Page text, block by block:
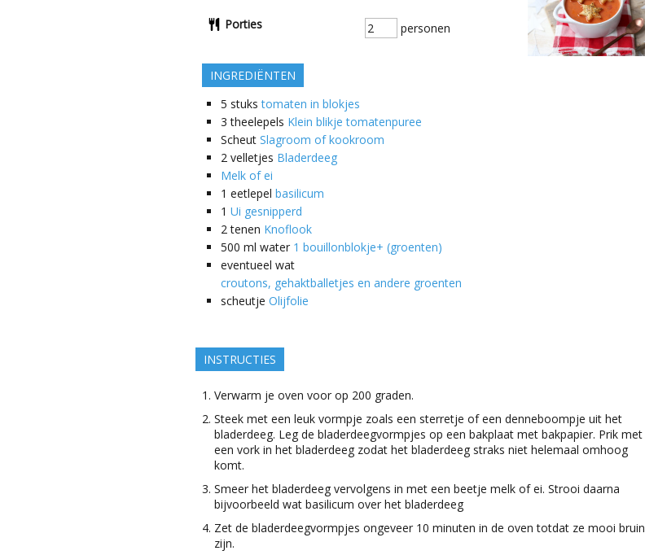
Porties personen
INGREDIËNTEN
5 stuks tomaten in blokjes
3 theelepels Klein blikje tomatenpuree
Scheut Slagroom of kookroom
2 velletjes Bladerdeeg
Melk of ei
1 eetlepel basilicum
1 Ui gesnipperd
2 tenen Knoflook
500 ml water 1 bouillonblokje+ (groenten)
eventueel wat
croutons, gehaktballetjes en andere groenten
scheutje Olijfolie
INSTRUCTIES
Verwarm je oven voor op 200 graden.
Steek met een leuk vormpje zoals een sterretje of een denneboompje uit het
bladerdeeg. Leg de bladerdeegvormpjes op een bakplaat met bakpapier. Prik met
een vork in het bladerdeeg zodat het bladerdeeg straks niet helemaal omhoog
komt.
Smeer het bladerdeeg vervolgens in met een beetje melk of ei. Strooi daarna
bijvoorbeeld wat basilicum over het bladerdeeg
Zet de bladerdeegvormpjes ongeveer 10 minuten in de oven totdat ze mooi bruin
zijn.